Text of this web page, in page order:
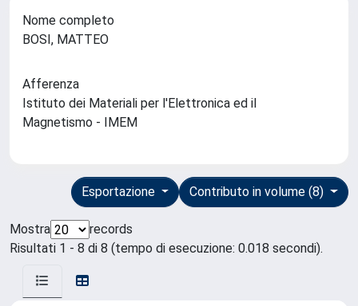
Nome completo
BOSI, MATTEO
Afferenza
Istituto dei Materiali per l'Elettronica ed il
Magnetismo - IMEM
Contributo in volume (8)
Esportazione
Mostra
records
Risultati 1 - 8 di 8 (tempo di esecuzione: 0.018 secondi).